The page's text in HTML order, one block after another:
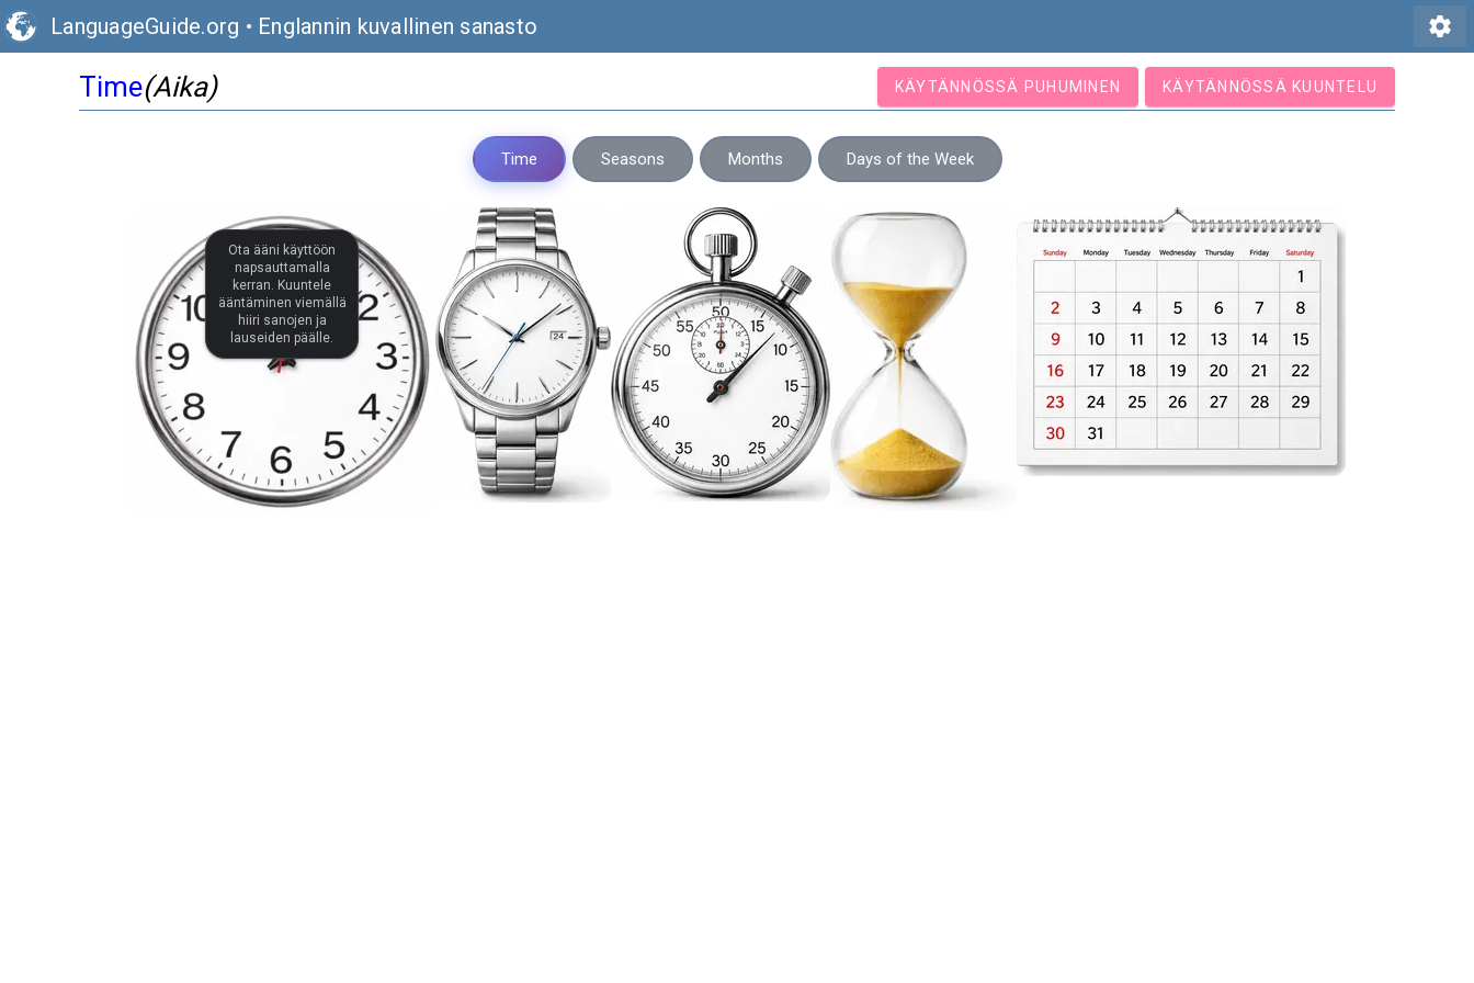
LanguageGuide.org • Englannin kuvallinen sanasto settings
Time(Aika) KÄYTÄNNÖSSÄ PUHUMINEN KÄYTÄNNÖSSÄ KUUNTELU
Time Seasons Months Days of the Week
Ota ääni käyttöön
napsauttamalla
kerran. Kuuntele
ääntäminen viemällä
hiiri sanojen ja
lauseiden päälle.